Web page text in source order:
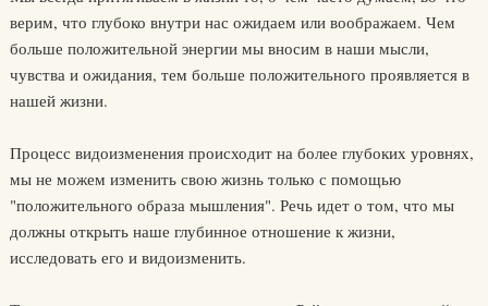
верим, что глубоко внутри нас ожидаем или воображаем. Чем
больше положительной энергии мы вносим в наши мысли,
чувства и ожидания, тем больше положительного проявляется в
нашей жизни.
Процесс видоизменения происходит на более глубоких уровнях,
мы не можем изменить свою жизнь только с помощью
"положительного образа мышления". Речь идет о том, что мы
должны открыть наше глубинное отношение к жизни,
исследовать его и видоизменить.